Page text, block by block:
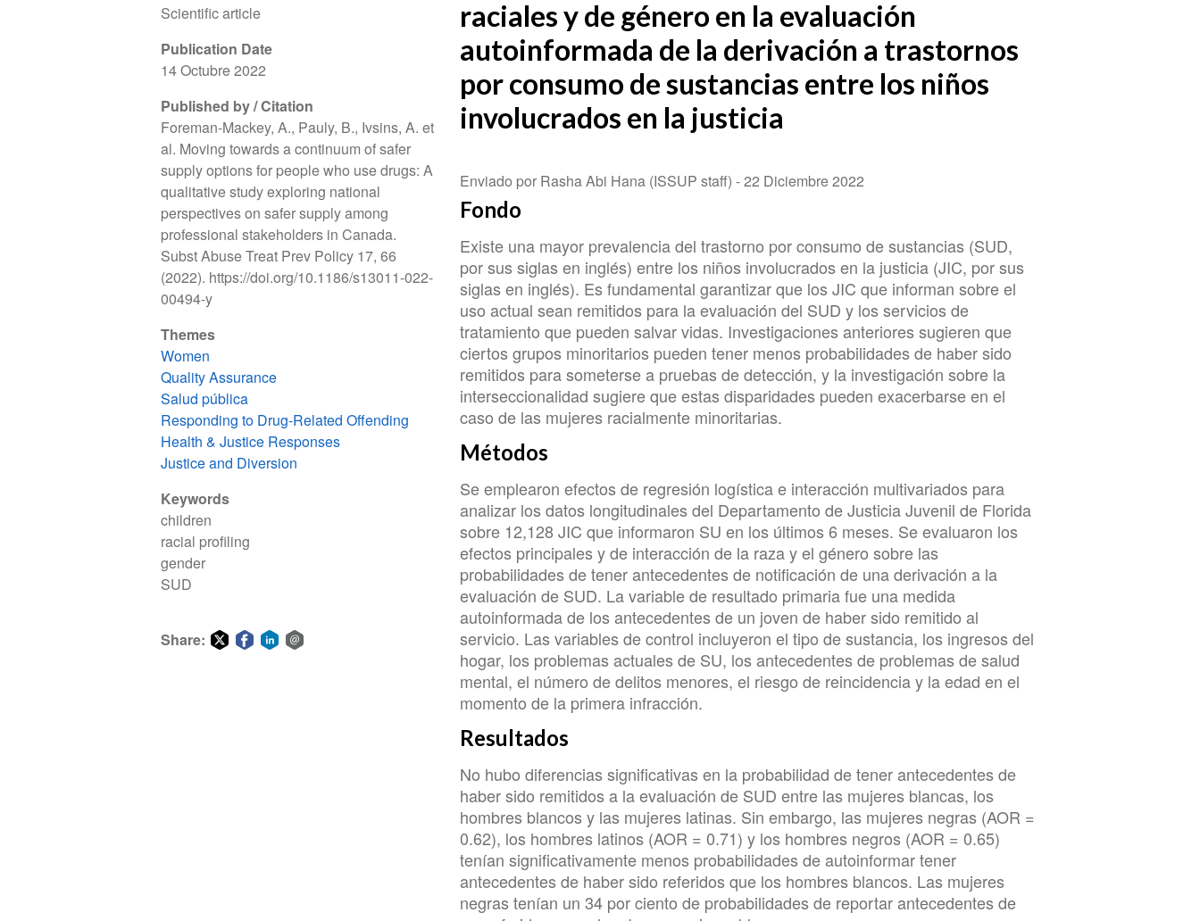
Scientific article
Publication Date
14 Octubre 2022
Published by / Citation
Foreman-Mackey, A., Pauly, B., Ivsins, A. et
al. Moving towards a continuum of safer
supply options for people who use drugs: A
qualitative study exploring national
perspectives on safer supply among
professional stakeholders in Canada.
Subst Abuse Treat Prev Policy 17, 66
(2022). https://doi.org/10.1186/s13011-022-
00494-y
Themes
Women
Quality Assurance
Salud pública
Responding to Drug-Related Offending
Health & Justice Responses
Justice and Diversion
Keywords
children
racial profiling
gender
SUD
Share:
raciales y de género en la evaluación
autoinformada de la derivación a trastornos
por consumo de sustancias entre los niños
involucrados en la justicia
Enviado por Rasha Abi Hana (ISSUP staff) -22 Diciembre 2022
Fondo
Existe una mayor prevalencia del trastorno por consumo de sustancias (SUD,
por sus siglas en inglés) entre los niños involucrados en la justicia (JIC, por sus
siglas en inglés). Es fundamental garantizar que los JIC que informan sobre el
uso actual sean remitidos para la evaluación del SUD y los servicios de
tratamiento que pueden salvar vidas. Investigaciones anteriores sugieren que
ciertos grupos minoritarios pueden tener menos probabilidades de haber sido
remitidos para someterse a pruebas de detección, y la investigación sobre la
interseccionalidad sugiere que estas disparidades pueden exacerbarse en el
caso de las mujeres racialmente minoritarias.
Métodos
Se emplearon efectos de regresión logística e interacción multivariados para
analizar los datos longitudinales del Departamento de Justicia Juvenil de Florida
sobre 12,128 JIC que informaron SU en los últimos 6 meses. Se evaluaron los
efectos principales y de interacción de la raza y el género sobre las
probabilidades de tener antecedentes de notificación de una derivación a la
evaluación de SUD. La variable de resultado primaria fue una medida
autoinformada de los antecedentes de un joven de haber sido remitido al
servicio. Las variables de control incluyeron el tipo de sustancia, los ingresos del
hogar, los problemas actuales de SU, los antecedentes de problemas de salud
mental, el número de delitos menores, el riesgo de reincidencia y la edad en el
momento de la primera infracción.
Resultados
No hubo diferencias significativas en la probabilidad de tener antecedentes de
haber sido remitidos a la evaluación de SUD entre las mujeres blancas, los
hombres blancos y las mujeres latinas. Sin embargo, las mujeres negras (AOR =
0.62), los hombres latinos (AOR = 0.71) y los hombres negros (AOR = 0.65)
tenían significativamente menos probabilidades de autoinformar tener
antecedentes de haber sido referidos que los hombres blancos. Las mujeres
negras tenían un 34 por ciento de probabilidades de reportar antecedentes de